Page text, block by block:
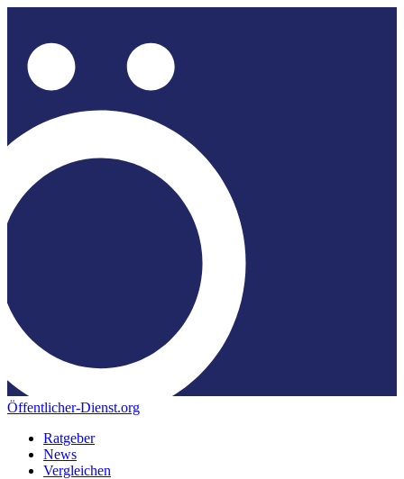
Öffentlicher-Dienst.org
Ratgeber
News
Vergleichen